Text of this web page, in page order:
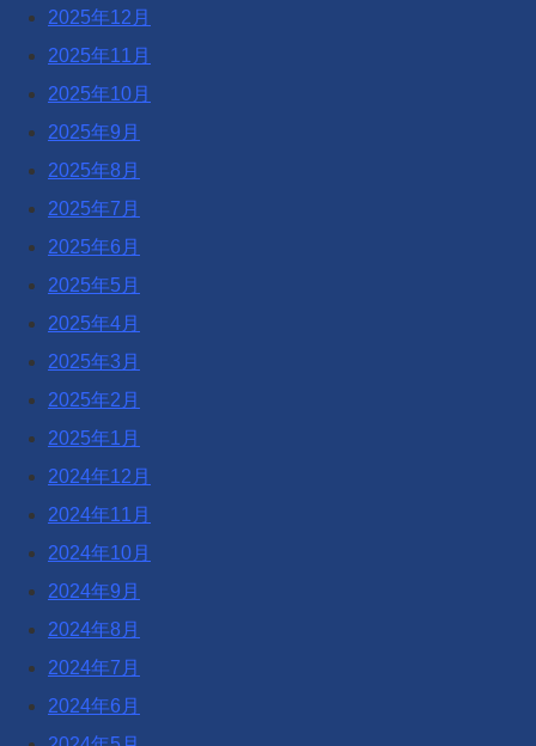
2025年12月
2025年11月
2025年10月
2025年9月
2025年8月
2025年7月
2025年6月
2025年5月
2025年4月
2025年3月
2025年2月
2025年1月
2024年12月
2024年11月
2024年10月
2024年9月
2024年8月
2024年7月
2024年6月